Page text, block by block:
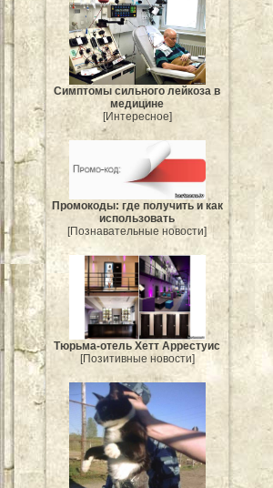
Симптомы сильного лейкоза в
медицине
[Интересное]
Промокоды: где получить и как
использовать
[Познавательные новости]
Тюрьма-отель Хетт Аррестуис
[Позитивные новости]